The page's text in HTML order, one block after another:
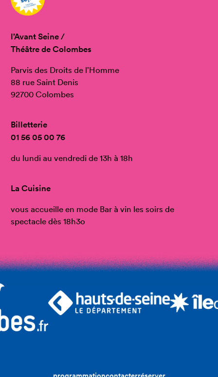
l’Avant Seine /
Théâtre de Colombes
Parvis des Droits de l’Homme
88 rue Saint Denis
92700 Colombes
Billetterie
01 56 05 00 76
du lundi au vendredi de 13h à 18h
La Cuisine
vous accueille en mode Bar à vin les soirs de
spectacle dès 18h3o